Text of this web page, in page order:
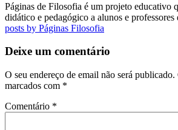
Páginas de Filosofia é um projeto educativo
didático e pedagógico a alunos e
posts by Páginas Filosofia
Deixe um comentário
O seu endereço de email não será publicado.
marcados com *
Comentário *